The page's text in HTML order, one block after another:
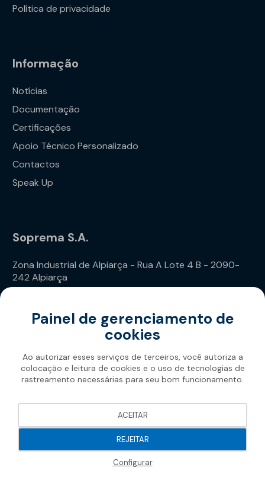
Política de privacidade
Informação
Notícias
Documentação
Certificações
Apoio Técnico Personalizado
Contactos
Speak Up
Soprema S.A.
Zona Industrial de Alpiarça - Rua A Lote 4 B - 2090-
242 Alpiarça
Soprema 2026
Painel de gerenciamento de
cookies
Ao autorizar esses serviços de terceiros, você autoriza a
colocação e leitura de cookies e o uso de tecnologias de
rastreamento necessárias para seu bom funcionamento.
REJEITAR
Configurar
ACEITAR